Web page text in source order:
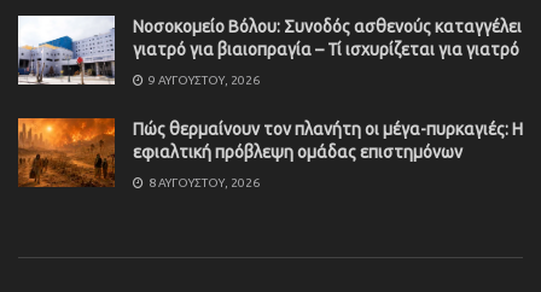
Νοσοκομείο Βόλου: Συνοδός ασθενούς καταγγέλει
γιατρό για βιαιοπραγία – Τί ισχυρίζεται για γιατρό
9 ΑΥΓΟΎΣΤΟΥ, 2026
Πώς θερμαίνουν τον πλανήτη οι μέγα-πυρκαγιές: Η
εφιαλτική πρόβλεψη ομάδας επιστημόνων
8 ΑΥΓΟΎΣΤΟΥ, 2026